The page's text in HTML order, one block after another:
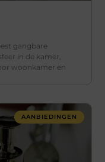
gangbare
in de kamer,
woonkamer en
AANBIEDINGEN